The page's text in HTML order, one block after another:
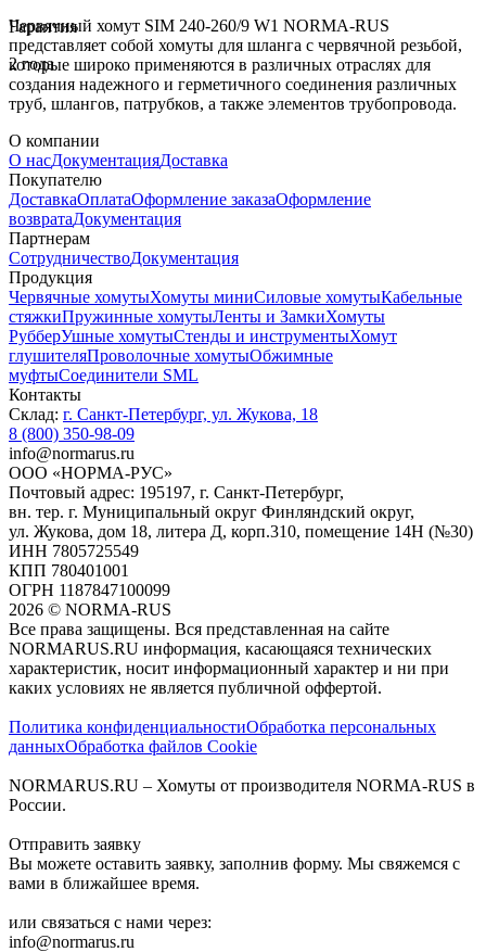
Гарантия
2 года
Червячный хомут SIM 240-260/9 W1 NORMA-RUS
представляет собой хомуты для шланга с червячной резьбой,
которые широко применяются в различных отраслях для
создания надежного и герметичного соединения различных
труб, шлангов, патрубков, а также элементов трубопровода.
О компании
О насДокументацияДоставка
Покупателю
ДоставкаОплатаОформление заказаОформление
возвратаДокументация
Партнерам
СотрудничествоДокументация
Продукция
Червячные хомутыХомуты миниСиловые хомутыКабельные
стяжкиПружинные хомутыЛенты и ЗамкиХомуты
РубберУшные хомутыСтенды и инструментыХомут
глушителяПроволочные хомутыОбжимные
муфтыСоединители SML
Контакты
Склад: г. Санкт-Петербург, ул. Жукова, 18
8 (800) 350-98-09
info@normarus.ru
ООО «НОРМА-РУС»
Почтовый адрес: 195197, г. Санкт-Петербург,
вн. тер. г. Муниципальный округ Финляндский округ,
ул. Жукова, дом 18, литера Д, корп.310, помещение 14Н (№30)
ИНН 7805725549
КПП 780401001
ОГРН 1187847100099
2026 © NORMA-RUS
Все права защищены. Вся представленная на сайте
NORMARUS.RU информация, касающаяся технических
характеристик, носит информационный характер и ни при
каких условиях не является публичной оффертой.‍
Политика конфиденциальностиОбработка персональных
данныхОбработка файлов Cookie
NORMARUS.RU – Хомуты от производителя NORMA-RUS в
России.
Отправить заявку
Вы можете оставить заявку, заполнив форму. Мы свяжемся с
вами в ближайшее время.
или связаться с нами через:
info@normarus.ru